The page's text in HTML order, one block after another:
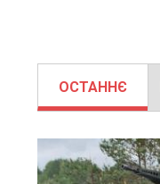
ОСТАННЄ